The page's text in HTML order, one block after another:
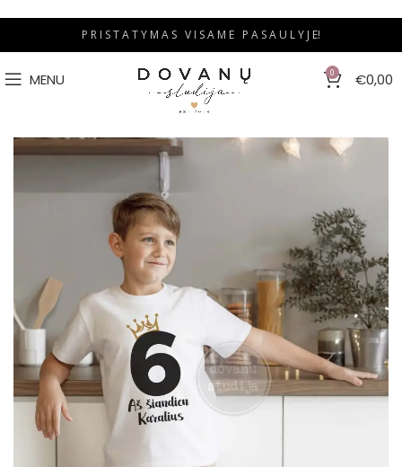
P R I S T A T Y M A S V I S A M E P A S A U L Y J E!
MENU 0 €0,00